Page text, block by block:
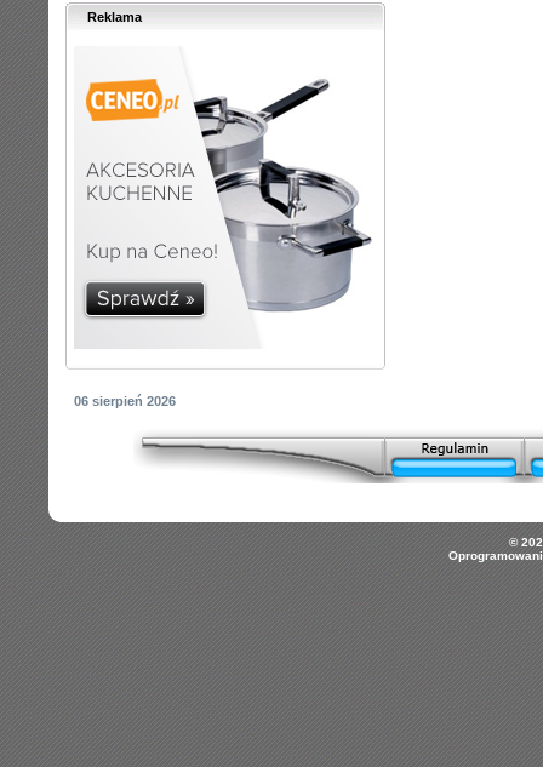
Reklama
06 sierpień 2026
©